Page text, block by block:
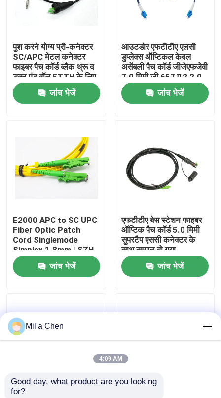
हमारे बारे में
गुणवत्ता नियंत्रण
संपर्क करें
मामलों
एक उद्धरण का अनुरोध करें
फाइबर ऑप्टिक टर्मिनेशन बॉक्स
पुश करने योग्य प्री-कनेक्टर
SC/APC मेटल कनेक्टर
फाइबर पैच कॉर्ड ब्लैक थ्रू द
डक्ट एंड वॉल FTTH के लिए
जांच भेजें
आउटडोर एफटीटीए एलसी
डुप्लेक्स ऑप्टिकल केबल
असेंबली पैच कॉर्ड जीजेएफजेवी
7.0 मिमी जी 657 ए 2 2.0
मिमी
जांच भेजें
E2000 APC to SC UPC
Fiber Optic Patch
Cord Singlemode
Simplex 1.8mm LSZH
Riser Cable
जांच भेजें
एफटीटीए बेस स्टेशन फाइबर
ऑप्टिक पैच कॉर्ड 5.0 मिमी
सुपरटैप एससी कनेक्टर के
साथ समाप्त हो गया
जांच भेजें
LC / APC Fiber Optic
Milla Chen
4:09 AM
Good day, what product are you looking
for?